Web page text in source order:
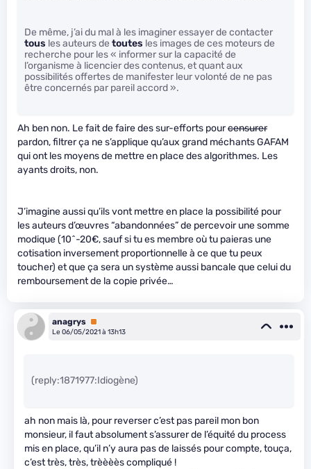
De même, j’ai du mal à les imaginer essayer de contacter
tous les auteurs de toutes les images de ces moteurs de
recherche pour les « informer sur la capacité de
l’organisme à licencier des contenus, et quant aux
possibilités offertes de manifester leur volonté de ne pas
être concernés par pareil accord ».
Ah ben non. Le fait de faire des sur-efforts pourcensurer
pardon, filtrer ça ne s’applique qu’aux grand méchants GAFAM
qui ont les moyens de mettre en place des algorithmes. Les
ayants droits, non.
J’imagine aussi qu’ils vont mettre en place la possibilité pour
les auteurs d’œuvres “abandonnées” de percevoir une somme
modique (10^-20€, sauf si tu es membre où tu paieras une
cotisation inversement proportionnelle à ce que tu peux
toucher) et que ça sera un système aussi bancale que celui du
remboursement de la copie privée…
anagrys Premium
Le 06/05/2021 à 13h13
(reply:1871977:Idiogène)
ah non mais là, pour reverser c’est pas pareil mon bon
monsieur, il faut absolument s’assurer de l’équité du process
mis en place, qu’il n’y aura pas de laissés pour compte, touça,
c’est très, très, trèèèès compliqué !